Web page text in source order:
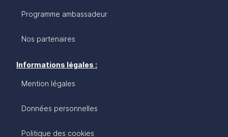
Programme ambassadeur
Nos partenaires
Informations légales :
Mention légales
Données personnelles
Politique des cookies